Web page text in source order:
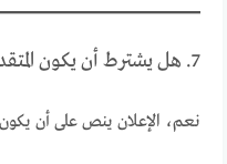
7. هل يشترط أن يكون المتقدم غير مدخن؟
نعم، الإعلان ينص على أن يكون